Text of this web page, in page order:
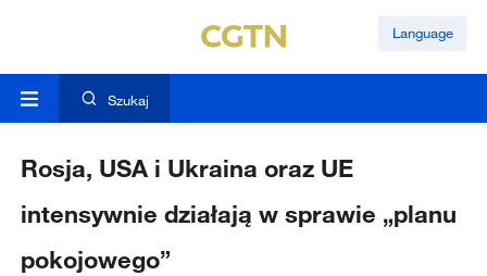
Language
Szukaj
Rosja, USA i Ukraina oraz UE
intensywnie działają w sprawie „planu
pokojowego”